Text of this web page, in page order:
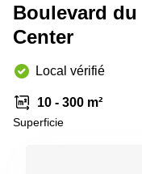
Boulevard
Center
Local vérifié
10 - 300 m²
Superficie